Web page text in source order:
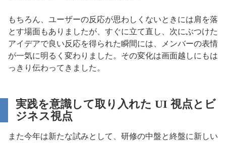
もちろん、ユーザーの反応が思わしくないときには肩を落
とす場面もありましたが、すぐに立て直し、次にぶつけた
アイデアで良い反応を得られた瞬間には、メンバーの表情
が一気に明るく変わりました。その変化は画面越しにもは
っきり伝わってきました。
実践を意識して取り入れた UI 視点とビ
ジネス視点
また今年は新たな試みとして、研修の中盤と終盤に新しい